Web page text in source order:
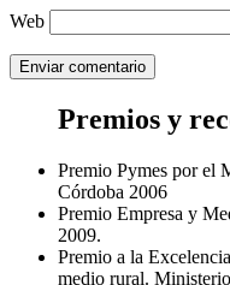
Web
Premios y
Premio Pymes por el
Córdoba 2006
Premio Empresa y
2009.
Premio a la
medio rural.